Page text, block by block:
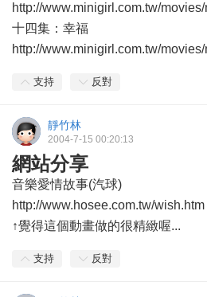
http://www.minigirl.com.tw/
十四集：幸福
http://www.minigirl.com.tw/
支持 反對
靜竹林
2004-7-15 00:20:13
網站分享
音樂愛情故事(汽球)
http://www.hosee.com.tw/wish.htm
↑覺得這個動畫做的很精緻喔...
支持 反對